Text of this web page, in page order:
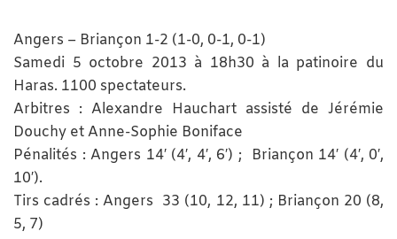
Angers – Briançon 1-2 (1-0, 0-1, 0-1)
Samedi 5 octobre 2013 à 18h30 à la patinoire du
Haras. 1100 spectateurs.
Arbitres : Alexandre Hauchart assisté de Jérémie
Douchy et Anne-Sophie Boniface
Pénalités : Angers 14′ (4′, 4′, 6′) ; Briançon 14′ (4′, 0′,
10′).
Tirs cadrés : Angers 33 (10, 12, 11) ; Briançon 20 (8,
5, 7)